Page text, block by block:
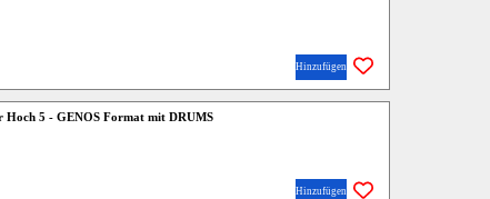
Hinzufügen
Hoch 5 - GENOS Format mit DRUMS
Hinzufügen